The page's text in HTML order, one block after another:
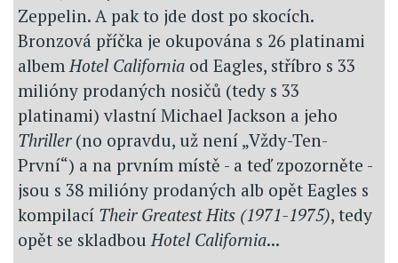
Zeppelin. A pak to jde dost po skocích.
Bronzová příčka je okupována s 26 platinami
albemHotel California od Eagles, stříbro s 33
milióny prodaných nosičů (tedy s 33
platinami) vlastní Michael Jackson a jeho
Thriller(no opravdu, už není „Vždy-Ten-
První“) a na prvním místě - a teď zpozorněte -
jsou s 38 milióny prodaných alb opět Eagles s
kompilací Their Greatest Hits (1971-1975), tedy
opět se skladbouHotel California...